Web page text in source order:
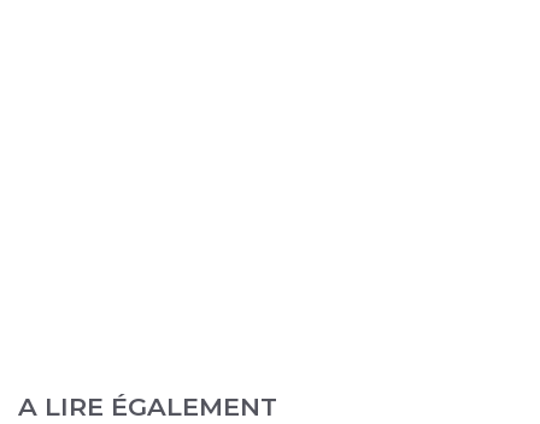
A LIRE ÉGALEMENT